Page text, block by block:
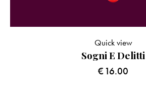
Sogni E Delitti
€16.00
Quick view